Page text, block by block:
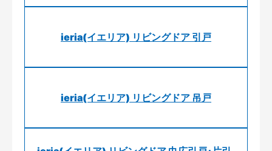
ieria(イエリア) リビングドア 引戸
ieria(イエリア) リビングドア 吊戸